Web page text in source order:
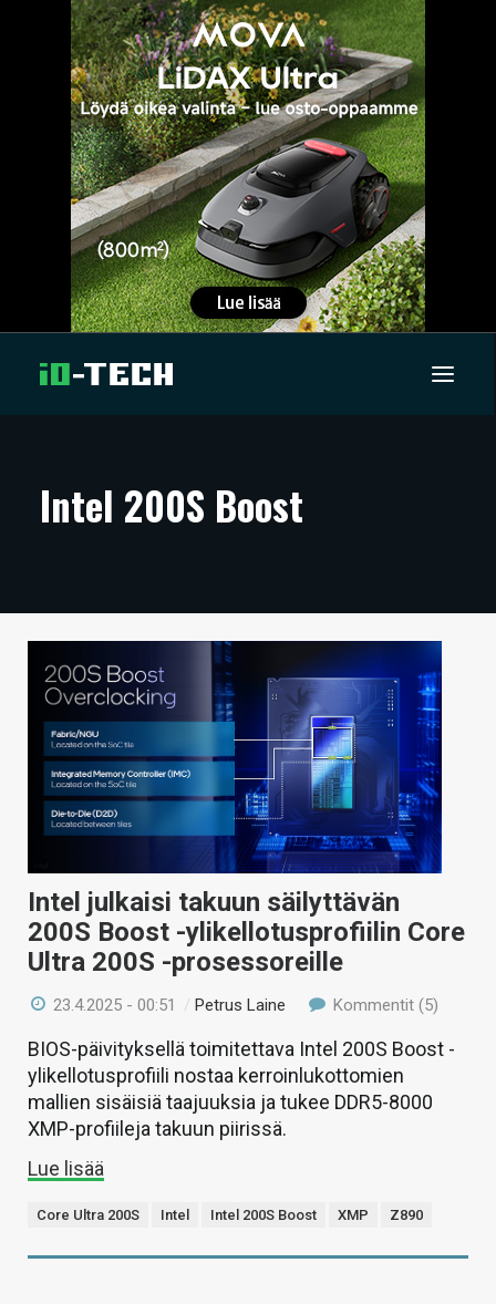
ARTIKKELIT
TECHBBS
TIETOA
HINTA.FI
KAUPPA
VAIHDA TEEMA
HAKU
Intel 200S Boost
Intel julkaisi takuun säilyttävän
200S Boost -ylikellotusprofiilin Core
Ultra 200S -prosessoreille
23.4.2025 - 00:51 /Petrus Laine Kommentit (5)
BIOS-päivityksellä toimitettava Intel 200S Boost -
ylikellotusprofiili nostaa kerroinlukottomien
mallien sisäisiä taajuuksia ja tukee DDR5-8000
XMP-profiileja takuun piirissä.
Lue lisää
Core Ultra 200S Intel Intel 200S Boost XMP Z890